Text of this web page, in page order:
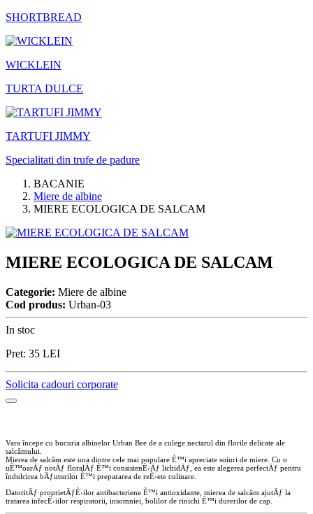
SHORTBREAD
WICKLEIN
TURTA DULCE
TARTUFI JIMMY
Specialitati din trufe de padure
BACANIE
Miere de albine
MIERE ECOLOGICA DE SALCAM
MIERE ECOLOGICA DE SALCAM
Categorie: Miere de albine
Cod produs: Urban-03
In stoc
Pret: 35 LEI
Solicita cadouri corporate
Vara începe cu bucuria albinelor Urban Bee de a culege nectarul din florile delicate ale
salcâmului.
Mierea de salcâm este una dintre cele mai populare È™i apreciate soiuri de miere. Cu o
uÈ™oarÄƒ notÄƒ floralÄƒ È™i consistenÈ›Äƒ lichidÄƒ, ea este alegerea perfectÄƒ pentru
îndulcirea bÄƒuturilor È™i prepararea de reÈ›ete culinare.
DatoritÄƒ proprietÄƒÈ›ilor antibacteriene È™i antioxidante, mierea de salcâm ajutÄƒ la
tratarea infecÈ›iilor respiratorii, insomniei, bolilor de rinichi È™i durerilor de cap.